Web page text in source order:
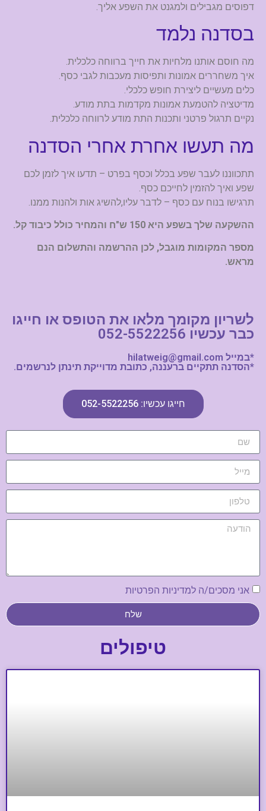
דפוסים מגבילים ולמגנט את השפע אליך.
בסדנה נלמד
מה חוסם אותנו מלחיות את חייך ברווחה כלכלית.
איך משחררים אמונות ותפיסות מעכבות לגבי כסף.
כלים מעשיים ליצירת חופש כלכלי.
מדיטציה להטמעת אמונות מקדמות בתת מודע.
נקיים תרגול פרטני ותכנות התת מודע לרווחה כלכלית.
מה תעשו אחרת אחרי הסדנה
תתכווננו לעבר שפע בכלל וכסף בפרט – תדעו איך לזמן לכם
שפע ואיך להזמין לחייכם כסף.
תרגישו בנוח עם כסף – לדבר עליו,להשיג אות ולהנות ממנו.
ההשקעה שלך בשפע היא 150 ש"ח והמחיר כולל כיבוד קל.
מספר המקומות מוגבל, לכן ההרשמה והתשלום הנם
מראש.
לשריון מקומך מלאו את הטופס או חייגו
כבר עכשיו 052-5522256
*במייל hilatweig@gmail.com
*הסדנה תתקיים ברעננה, כתובת מדוייקת תינתן לנרשמים.
חייגו עכשיו: 052-5522256
אני מסכים/ה למדיניות הפרטיות
שלח
טיפולים